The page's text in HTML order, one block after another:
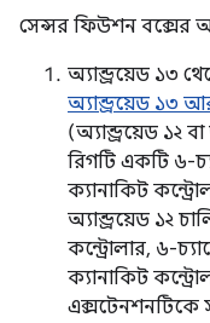
সেন্সর ফিউশন বক্সের
অ্যান্ড্রয়েড ১৩
অ্যান্ড্রয়েড ১৩
(অ্যান্ড্রয়েড ১২
রিগটি একটি ৬-
ক্যানাকিট
অ্যান্ড্রয়েড ১২
কন্ট্রোলার, ৬-
ক্যানাকিট
এক্সটেনশনটিকে